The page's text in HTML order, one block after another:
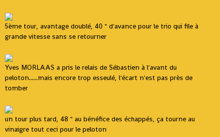
5ème tour, avantage doublé, 40 " d'avance pour le trio qui file à
grande vitesse sans se retourner
Yves MORLAAS a pris le relais de Sébastien à l'avant du
peloton......mais encore trop esseulé, l'écart n'est pas près de
tomber
un tour plus tard, 48 " au bénéfice des échappés, ça tourne au
vinaigre tout ceci pour le peloton